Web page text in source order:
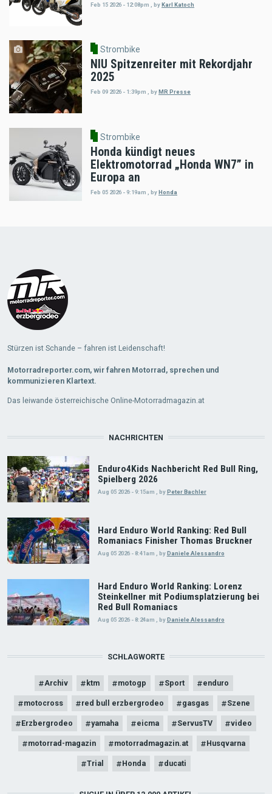
Feb 15 2026 - 12:08pm byKarl Katoch
Strombike
NIU Spitzenreiter mit Rekordjahr
2025
Feb 09 2026 - 1:39pm , byMR Presse
Strombike
Honda kündigt neues
Elektromotorrad „Honda WN7” in
Europa an
Feb 05 2026 - 9:19am byHonda
Stürzen ist Schande – fahren ist Leidenschaft!
Motorradreporter.com, wir fahren Motorrad, sprechen und
kommunizieren Klartext.
Das leiwande österreichische Online-Motorradmagazin.at
NACHRICHTEN
Enduro4Kids Nachbericht Red Bull Ring,
Spielberg 2026
Aug 05 2026 - 9:15am , byPeter Bachler
Hard Enduro World Ranking: Red Bull
Romaniacs Finisher Thomas Bruckner
Aug 05 2026 - 8:41am byDaniele Alessandro
Hard Enduro World Ranking: Lorenz
Steinkellner mit Podiumsplatzierung bei
Red Bull Romaniacs
Aug 05 2026 - 8:24am , byDaniele Alessandro
SCHLAGWORTE
Archiv ktm motogp Sport enduro
motocross red bull erzbergrodeo gasgas Szene
Erzbergrodeo yamaha eicma ServusTV video
motorrad-magazin motorradmagazin.at Husqvarna
Trial Honda ducati